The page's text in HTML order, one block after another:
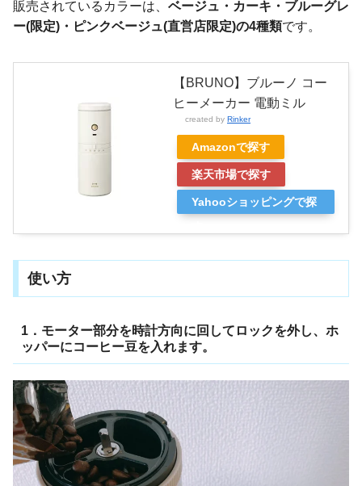
販売されているカラーは、 ベージュ・カーキ・ブルーグレ
ー(限定)・ピンクベージュ(直営店限定)の4種類です。
【BRUNO】ブルーノ コー
ヒーメーカー 電動ミル
created by Rinker
Amazonで探す
楽天市場で探す
Yahooショッピングで探
使い方
1．モーター部分を時計方向に回してロックを外し、ホ
ッパーにコーヒー豆を入れます。